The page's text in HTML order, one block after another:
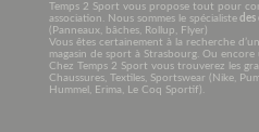
Temps 2 Sport vous propose tout pour
association. Nous sommes le spécialistedes
(Panneaux, bâches, Rollup, Flyer)
Vous êtes certainement à la recherche
magasin de sport à Strasbourg. Ou
Chez Temps 2 Sport vous trouverez les
Chaussures, Textiles, Sportswear (Nike,
Hummel, Erima, Le Coq Sportif).